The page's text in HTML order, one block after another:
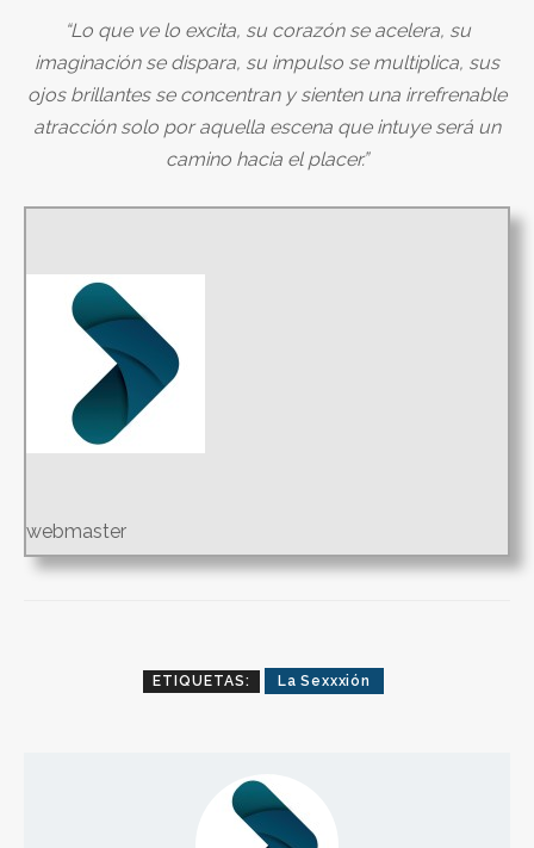
“Lo que ve lo excita, su corazón se acelera, su
imaginación se dispara, su impulso se multiplica, sus
ojos brillantes se concentran y sienten una irrefrenable
atracción solo por aquella escena que intuye será un
camino hacia el placer.”
webmaster
ETIQUETAS: La Sexxxión